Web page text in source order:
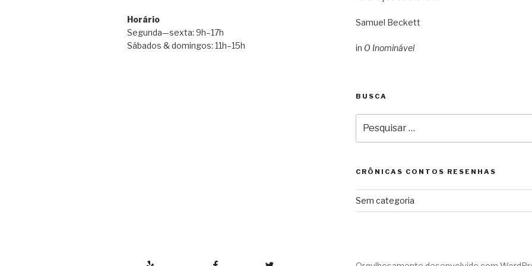
Horário
Segunda—sexta: 9h–17h
Sábados & domingos: 11h–15h
Samuel Beckett
in O Inominável
BUSCA
por:
CRÔNICAS CONTOS RESENHAS
Sem categoria